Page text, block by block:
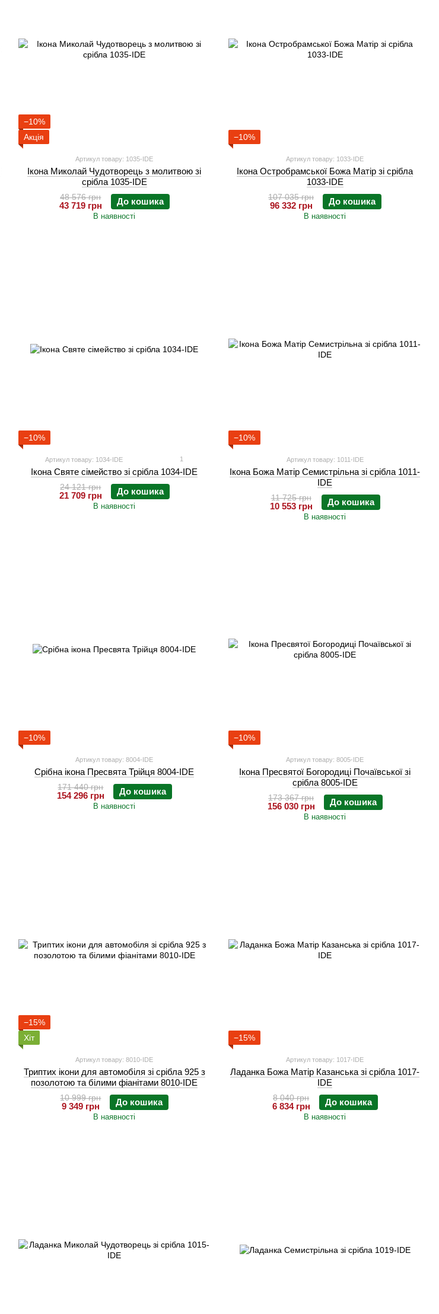
−10%
Акція
Артикул товару: 1035-IDE
Ікона Миколай Чудотворець з молитвою зі
срібла 1035-IDE
48 576 грн
43 719 грн До кошика
В наявності
−10%
Артикул товару: 1033-IDE
Ікона Остробрамської Божа Матір зі срібла
1033-IDE
107 035 грн
96 332 грн До кошика
В наявності
−10%
Артикул товару: 1034-IDE 1
Ікона Святе сімейство зі срібла 1034-IDE
24 121 грн
21 709 грн До кошика
В наявності
−10%
Артикул товару: 1011-IDE
Ікона Божа Матір Семистрільна зі срібла 1011-
IDE
11 725 грн
10 553 грн До кошика
В наявності
−10%
Артикул товару: 8004-IDE
Срібна ікона Пресвята Трійця 8004-IDE
171 440 грн
154 296 грн До кошика
В наявності
−10%
Артикул товару: 8005-IDE
Ікона Пресвятої Богородиці Почаївської зі
срібла 8005-IDE
173 367 грн
156 030 грн До кошика
В наявності
−15%
Хіт
Артикул товару: 8010-IDE
Триптих ікони для автомобіля зі срібла 925 з
позолотою та білими фіанітами 8010-IDE
10 999 грн
9 349 грн До кошика
В наявності
−15%
Артикул товару: 1017-IDE
Ладанка Божа Матір Казанська зі срібла 1017-
IDE
8 040 грн
6 834 грн До кошика
В наявності